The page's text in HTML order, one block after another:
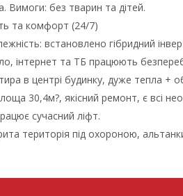
Вимоги: без тварин та дітей.
та комфорт (24/7)
встановлено гібридний
інтернет та ТБ працюють
в центрі будинку, дуже тепла +
30,4м?, якісний ремонт, є всі
сучасний ліфт.
територія під охороною,